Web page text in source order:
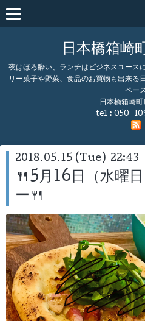
日本橋箱崎
夜はほろ酔い、ランチはビジネスユース
リー菓子や野菜、食品のお買物も出来る
ペー
日本橋箱崎町
tel : 050-
2018.05.15 (Tue) 22:43
🍴5月16日（水曜
ー🍴